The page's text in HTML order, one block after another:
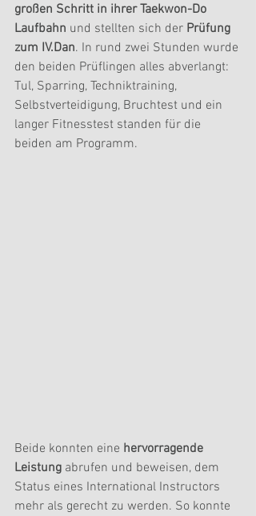
großen Schritt in ihrer Taekwon-Do
Laufbahn und stellten sich der Prüfung
zum IV.Dan. In rund zwei Stunden wurde
den beiden Prüflingen alles abverlangt:
Tul, Sparring, Techniktraining,
Selbstverteidigung, Bruchtest und ein
langer Fitnesstest standen für die
beiden am Programm.
Beide konnten eine hervorragende
Leistung abrufen und beweisen, dem
Status eines International Instructors
mehr als gerecht zu werden. So konnte